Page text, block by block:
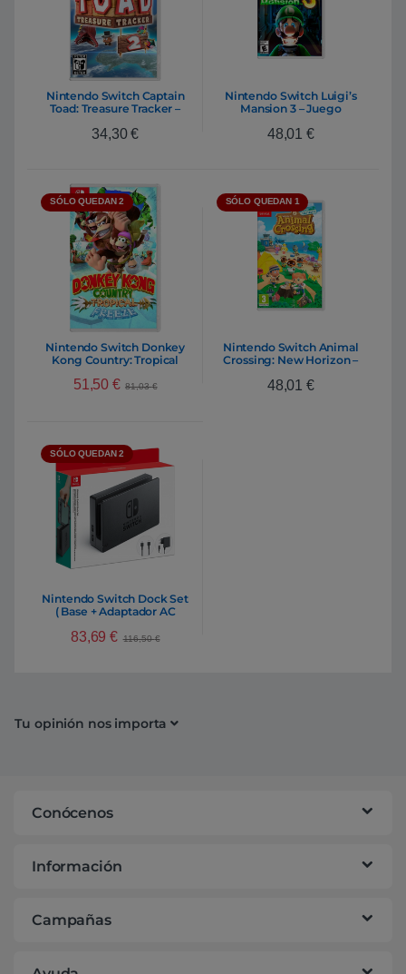
Nintendo Switch Captain
Toad: Treasure Tracker –
34,30€
Nintendo Switch Luigi’s
Mansion 3 – Juego
48,01 €
SÓLO QUEDAN 2
Nintendo Switch Donkey
Kong Country: Tropical
51,50€ 81,03€
SÓLO QUEDAN 1
Nintendo Switch Animal
Crossing: New Horizon –
48,01 €
SÓLO QUEDAN 2
Nintendo Switch Dock Set
( Base + Adaptador AC
83,69€ 116,50€
Tu opinión nos importa
Conócenos
Información
Campañas